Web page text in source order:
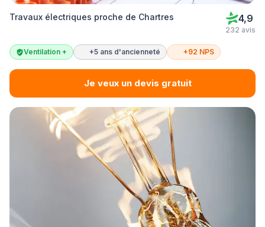
Travaux électriques proche de Chartres 4,9
232 avis
Ventilation + +5 ans d'ancienneté +92 NPS
Je veux un devis gratuit